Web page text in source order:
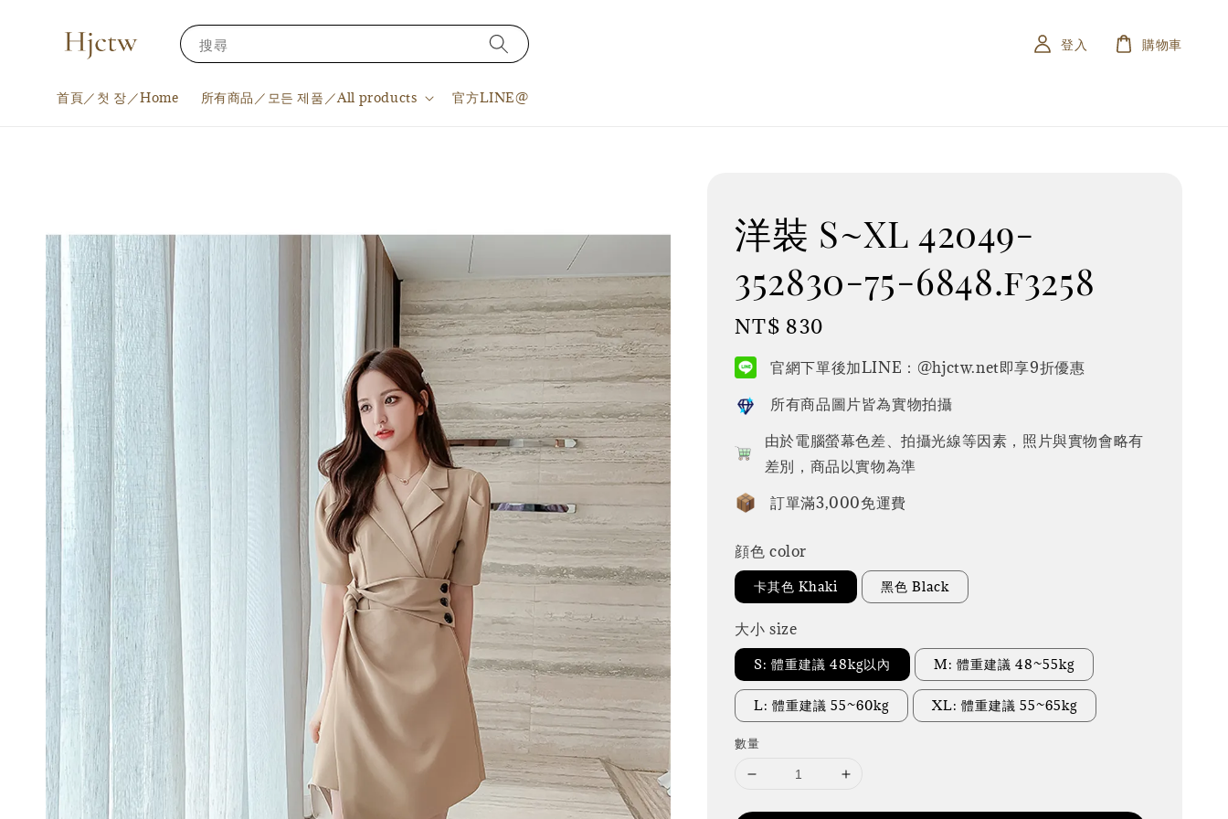
搜尋
首頁／첫 장／Home 所有商品／모든 제품／All products 官方LINE@
登入 購物車
洋裝 S~XL 42049-
352830-75-6848.f3258
Regular
price
NT$ 830
官網下單後加LINE：@hjctw.net即享9折優惠
所有商品圖片皆為實物拍攝
由於電腦螢幕色差、拍攝光線等因素，照片與實物會略有
差別，商品以實物為準
訂單滿3,000免運費
顔色 color
卡其色 Khaki 黑色 Black
大小 size
S: 體重建議 48kg以內 M: 體重建議 48~55kg
L: 體重建議 55~60kg XL: 體重建議 55~65kg
數量